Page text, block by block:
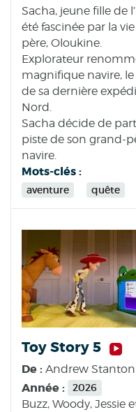
Sacha, jeune fille de
été fascinée par la
père, Oloukine.
Explorateur
magnifique navire, le
de sa dernière
Nord.
Sacha décide de
piste de son grand-
navire.
Mots-clés :
aventure quête
Toy Story 5
De : Andrew Stanton
Année : 2026
Buzz, Woody, Jessie